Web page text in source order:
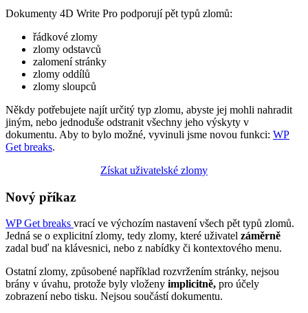
Dokumenty 4D Write Pro podporují pět typů zlomů:
řádkové zlomy
zlomy odstavců
zalomení stránky
zlomy oddílů
zlomy sloupců
Někdy potřebujete najít určitý typ zlomu, abyste jej mohli nahradit
jiným, nebo jednoduše odstranit všechny jeho výskyty v
dokumentu. Aby to bylo možné, vyvinuli jsme novou funkci: WP
Get breaks.
Získat uživatelské zlomy
Nový příkaz
WP Get breaks vrací ve výchozím nastavení všech pět typů zlomů.
Jedná se o explicitní zlomy, tedy zlomy, které uživatel záměrně
zadal buď na klávesnici, nebo z nabídky či kontextového menu.
Ostatní zlomy, způsobené například rozvržením stránky, nejsou
brány v úvahu, protože byly vloženy implicitně, pro účely
zobrazení nebo tisku. Nejsou součástí dokumentu.